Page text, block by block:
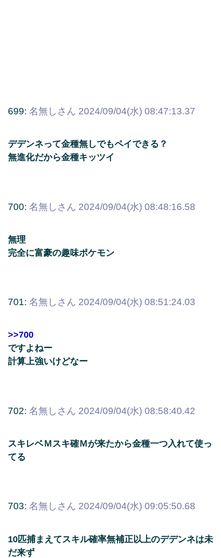
699: 名無しさん 2024/09/04(水) 08:47:13.37
デデンネって金種無しでもペイできる？
無進化だから金種キッツイ
700: 名無しさん 2024/09/04(水) 08:48:16.58
無理
完全に富豪の趣味ポケモン
701: 名無しさん 2024/09/04(水) 08:51:24.03
>>700
ですよねー
計算上強いけどなー
702: 名無しさん 2024/09/04(水) 08:58:40.42
スキレベＭスキ確Ｍが来たから金種一つ入れて使っ
てる
703: 名無しさん 2024/09/04(水) 09:05:50.68
10匹捕まえてスキル確率無補正以上のデデンネは未
だ来ず